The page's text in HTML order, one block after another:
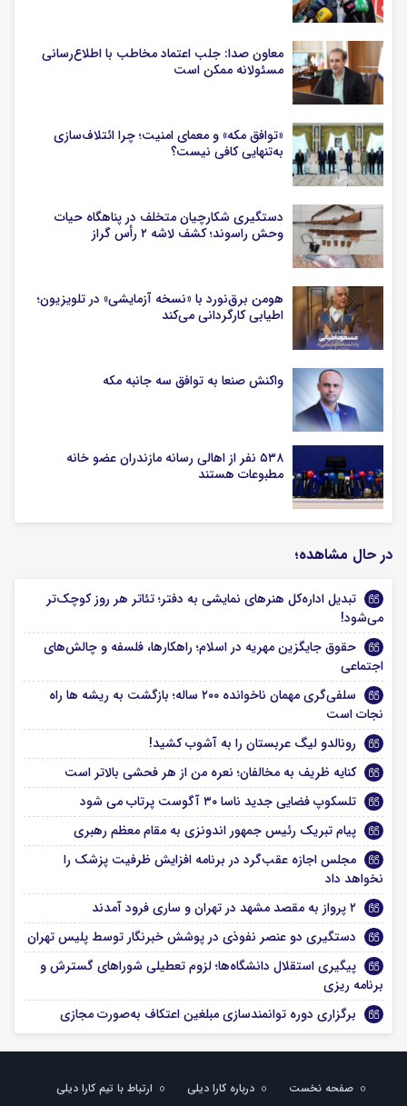
معاون صدا: جلب اعتماد مخاطب با اطلاع‌رسانی
مسئولانه ممکن است
«توافق مکه» و معمای امنیت؛ چرا ائتلاف‌سازی
به‌تنهایی کافی نیست؟
دستگیری شکارچیان متخلف در پناهگاه حیات
وحش راسوند؛ کشف لاشه ۲ رأس گراز
هومن برق‌نورد با «نسخه آزمایشی» در تلویزیون؛
اطیابی کارگردانی می‌کند
واکنش صنعا به توافق سه جانبه مکه
۵۳۸ نفر از اهالی رسانه مازندران عضو خانه
مطبوعات هستند
در حال مشاهده؛
تبدیل اداره‌کل هنرهای نمایشی به دفتر؛ تئاتر هر روز کوچک‌تر
می‌شود!
حقوق جایگزین مهریه در اسلام؛ راهکارها، فلسفه و چالش‌های
اجتماعی
سلفی‌گری مهمان ناخوانده‌ ۲۰۰ ساله؛ بازگشت به ریشه ها راه
نجات است
رونالدو لیگ عربستان را به آشوب کشید!
کنایه ظریف به مخالفان؛ نعره من از هر فحشی بالاتر است
تلسکوپ فضایی جدید ناسا ۳۰ آگوست پرتاب می شود
پیام تبریک رئیس جمهور اندونزی به مقام معظم رهبری
مجلس اجازه عقب‌گرد در برنامه افزایش ظرفیت پزشک را
نخواهد داد
۲ پرواز به مقصد مشهد در تهران و ساری فرود آمدند
دستگیری دو عنصر نفوذی در پوشش خبرنگار توسط پلیس تهران
پیگیری استقلال دانشگاه‌ها؛ لزوم تعطیلی شوراهای گسترش و
برنامه ریزی
برگزاری دوره توانمندسازی مبلغین اعتکاف به‌صورت مجازی
صفحه نخست درباره کارا دیلی ارتباط با تیم کارا دیلی